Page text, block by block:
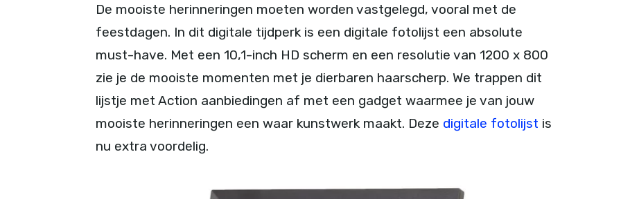
De mooiste herinneringen moeten worden vastgelegd, vooral met de
feestdagen. In dit digitale tijdperk is een digitale fotolijst een absolute
must-have. Met een 10,1-inch HD scherm en een resolutie van 1200 x 800
zie je de mooiste momenten met je dierbaren haarscherp. We trappen dit
lijstje met Action aanbiedingen af met een gadget waarmee je van jouw
mooiste herinneringen een waar kunstwerk maakt. Deze digitale fotolijst is
nu extra voordelig.